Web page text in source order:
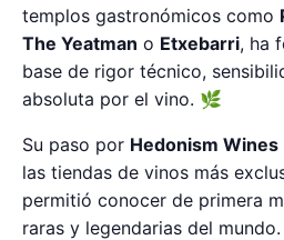
templos gastronómicos como
The Yeatman o Etxebarri, ha
base de rigor técnico,
absoluta por el vino. 🌿
Su paso por Hedonism
las tiendas de vinos más
permitió conocer de primera
raras y legendarias del mundo.